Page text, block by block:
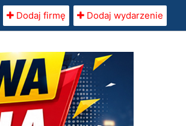
Dodaj firmę Dodaj wydarzenie